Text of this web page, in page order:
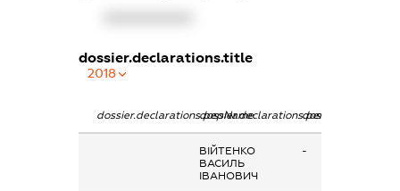
dossier.declarations.title
2018
dossier.declarations.pepNamedossier.declarations.personName
ВІЙТЕНКО
ВАСИЛЬ
ІВАНОВИЧ
-